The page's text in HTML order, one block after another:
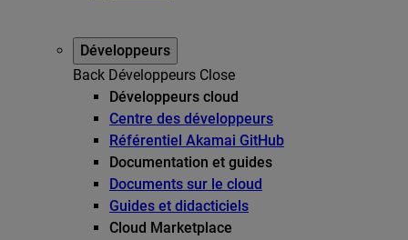
Développeurs
Back Développeurs Close
Développeurs cloud
Centre des développeurs
Référentiel Akamai GitHub
Documentation et guides
Documents sur le cloud
Guides et didacticiels
Cloud Marketplace